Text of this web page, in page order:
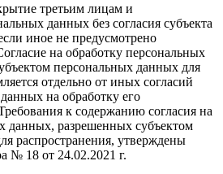
третьим лицам и
данных без согласия субъекта
иное не предусмотрено
на обработку персональных
персональных данных для
отдельно от иных согласий
на обработку его
к содержанию согласия на
данных, разрешенных субъектом
распространения, утверждены
№ 18 от 24.02.2021 г.